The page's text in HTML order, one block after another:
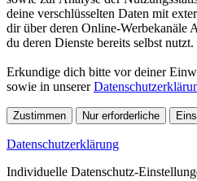
deine verschlüsselten Daten mit
dir über deren Online-Werbekanäle
du deren Dienste bereits selbst nutzt.
Erkundige dich bitte vor deiner
sowie in unserer
Zustimmen Nur erforderliche
Datenschutzerklärung
Individuelle Datenschutz-